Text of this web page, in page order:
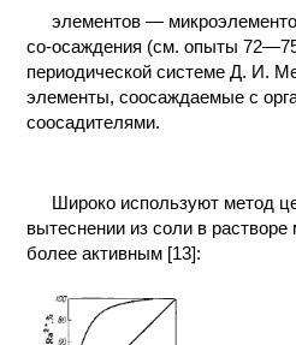
элементов —
со-осаждения (см. опыты
периодической системе Д. И.
элементы, соосаждаемые с
соосадителями.
Широко используют метод
вытеснении из соли в растворе
более активным [13]: